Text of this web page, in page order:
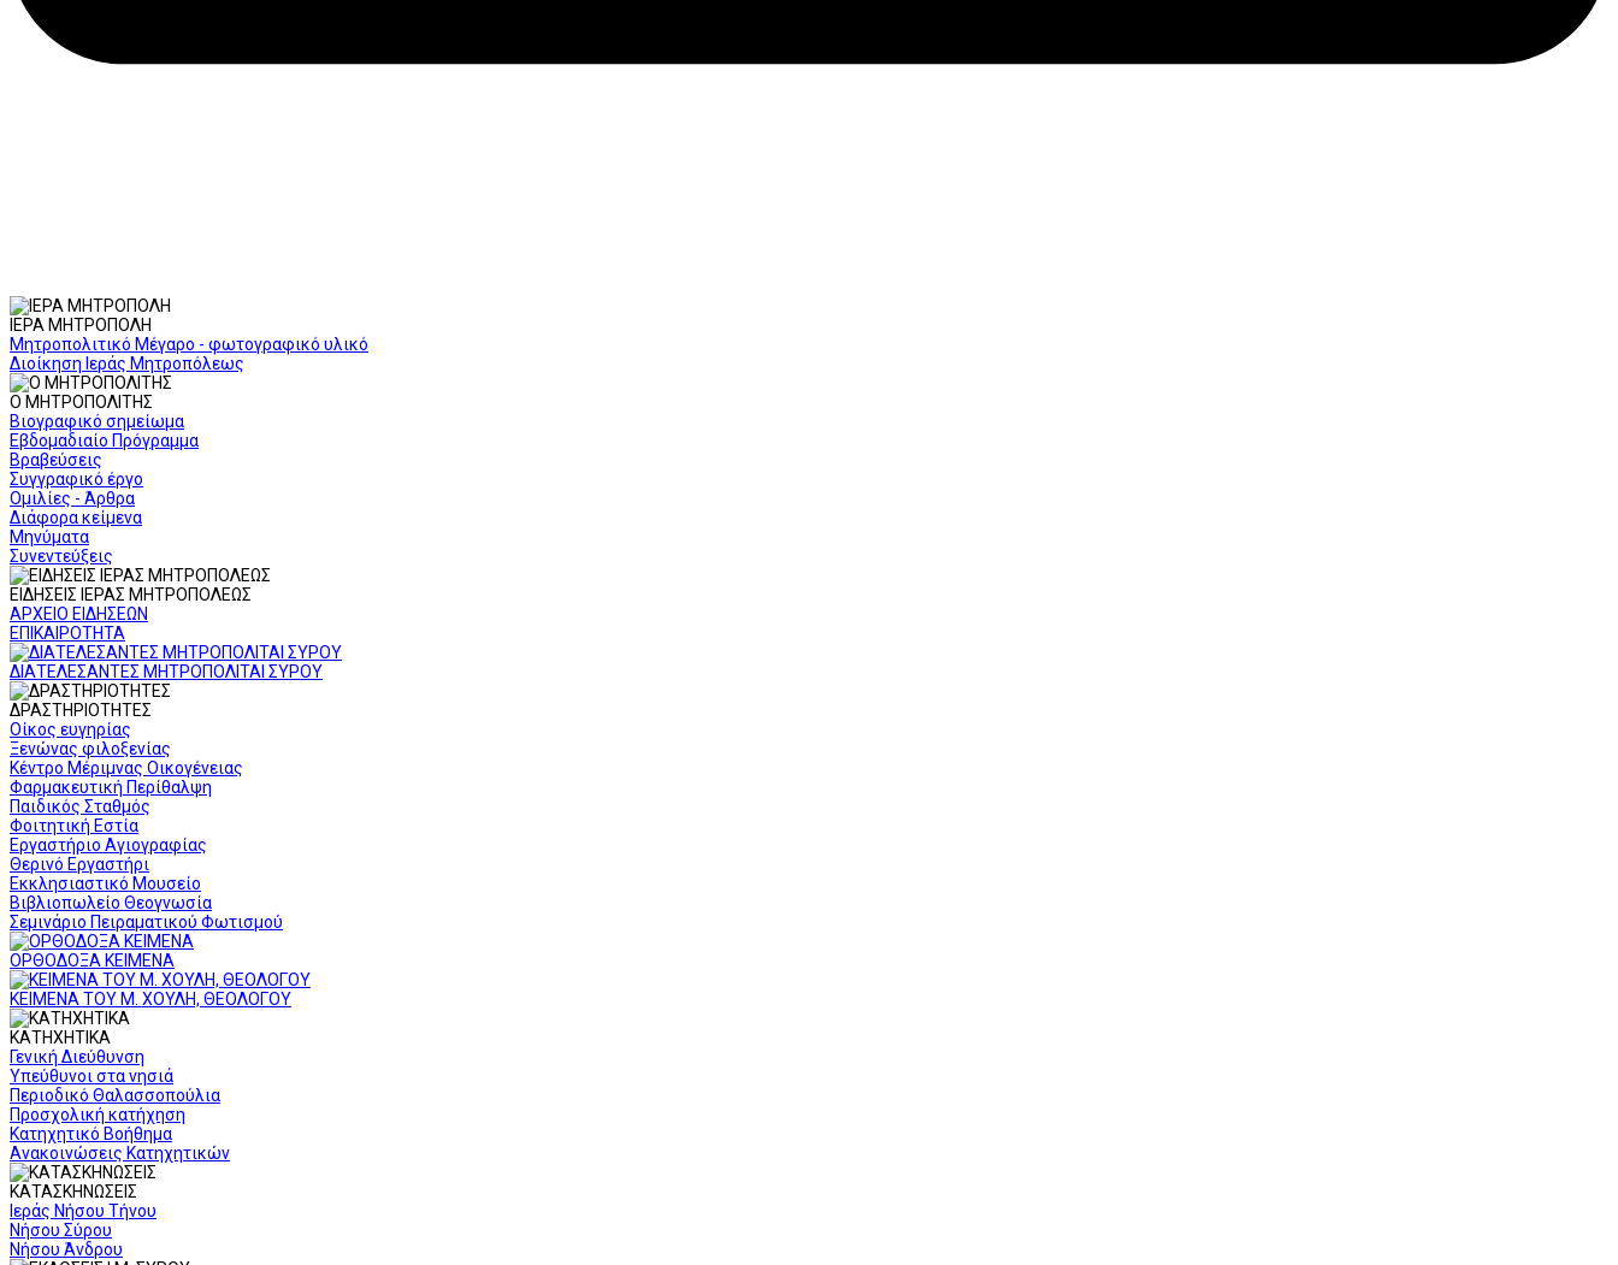
ΙΕΡΑ ΜΗΤΡΟΠΟΛΗ
Μητροπολιτικό Μέγαρο - φωτογραφικό υλικό
Διοίκηση Ιεράς Μητροπόλεως
Ο ΜΗΤΡΟΠΟΛΙΤΗΣ
Βιογραφικό σημείωμα
Εβδομαδιαίο Πρόγραμμα
Βραβεύσεις
Συγγραφικό έργο
Ομιλίες - Άρθρα
Διάφορα κείμενα
Μηνύματα
Συνεντεύξεις
ΕΙΔΗΣΕΙΣ ΙΕΡΑΣ ΜΗΤΡΟΠΟΛΕΩΣ
ΑΡΧΕΙΟ ΕΙΔΗΣΕΩΝ
ΕΠΙΚΑΙΡΟΤΗΤΑ
ΔΙΑΤΕΛΕΣΑΝΤΕΣ ΜΗΤΡΟΠΟΛΙΤΑΙ ΣΥΡΟΥ
ΔΡΑΣΤΗΡΙΟΤΗΤΕΣ
Οίκος ευγηρίας
Ξενώνας φιλοξενίας
Κέντρο Μέριμνας Οικογένειας
Φαρμακευτική Περίθαλψη
Παιδικός Σταθμός
Φοιτητική Εστία
Εργαστήριο Αγιογραφίας
Θερινό Εργαστήρι
Εκκλησιαστικό Μουσείο
Βιβλιοπωλείο Θεογνωσία
Σεμινάριο Πειραματικού Φωτισμού
ΟΡΘΟΔΟΞΑ ΚΕΙΜΕΝΑ
ΚΕΙΜΕΝΑ ΤΟΥ Μ. ΧΟΥΛΗ, ΘΕΟΛΟΓΟΥ
ΚΑΤΗΧΗΤΙΚΑ
Γενική Διεύθυνση
Υπεύθυνοι στα νησιά
Περιοδικό Θαλασσοπούλια
Προσχολική κατήχηση
Κατηχητικό Βοήθημα
Ανακοινώσεις Κατηχητικών
ΚΑΤΑΣΚΗΝΩΣΕΙΣ
Ιεράς Νήσου Τήνου
Νήσου Σύρου
Νήσου Άνδρου